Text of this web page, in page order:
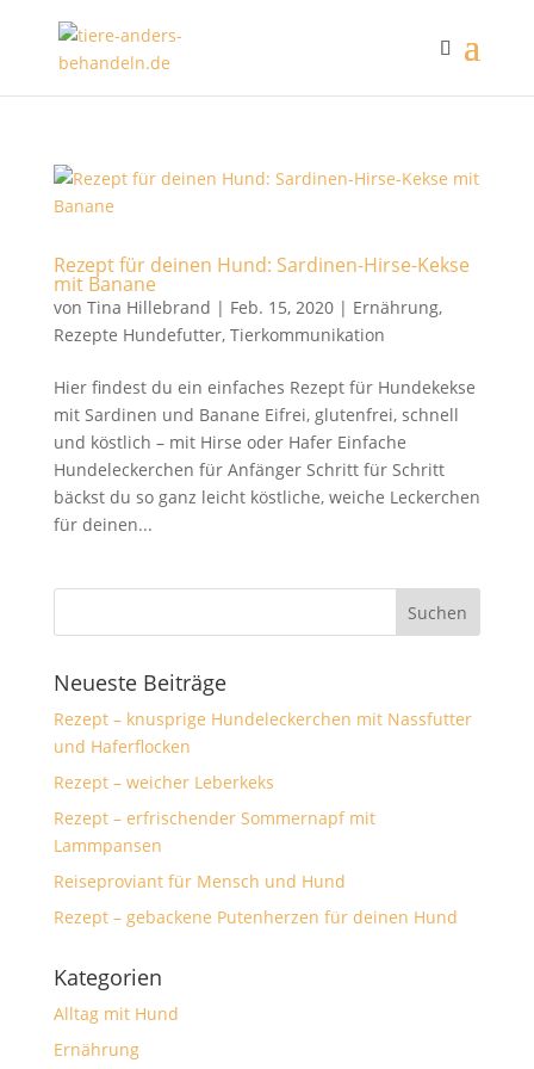
Rezept für deinen Hund: Sardinen-Hirse-Kekse
mit Banane
von Tina Hillebrand | Feb. 15, 2020| Ernährung,
Rezepte Hundefutter, Tierkommunikation
Hier findest du ein einfaches Rezept für Hundekekse
mit Sardinen und Banane Eifrei, glutenfrei, schnell
und köstlich – mit Hirse oder Hafer Einfache
Hundeleckerchen für Anfänger Schritt für Schritt
bäckst du so ganz leicht köstliche, weiche Leckerchen
für deinen...
Neueste Beiträge
Rezept – knusprige Hundeleckerchen mit Nassfutter
und Haferflocken
Rezept – weicher Leberkeks
Rezept – erfrischender Sommernapf mit
Lammpansen
Reiseproviant für Mensch und Hund
Rezept – gebackene Putenherzen für deinen Hund
Kategorien
Alltag mit Hund
Ernährung